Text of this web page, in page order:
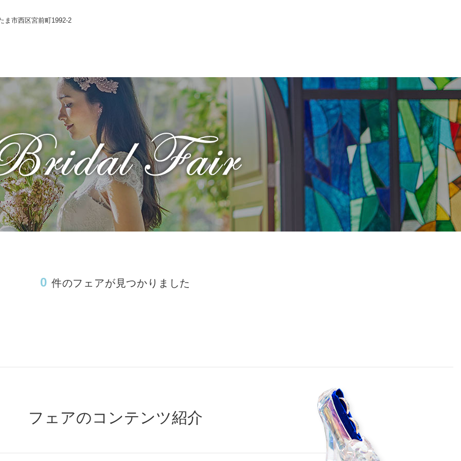
市西区宮前町1992-2
Wedding
コンセプト
施設のご紹介
Chapel
Banquet
Food
Plan
フロアガイド
ギャラリー
アクセス
紹介キャンペーン
0 件のフェアが見つかりました
フェアのコンテンツ紹介